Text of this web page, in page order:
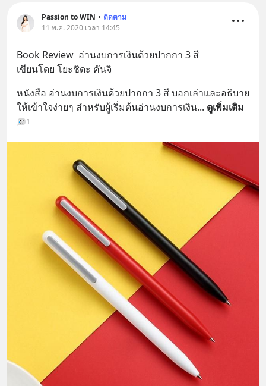
Passion to WIN • ติดตาม
11 พ.ค. 2020 เวลา 14:45
Book Review  อ่านงบการเงินด้วยปากกา 3 สี
เขียนโดย โยะชิดะ คันจิ
หนังสือ อ่านงบการเงินด้วยปากกา 3 สี บอกเล่าและอธิบาย
ให้เข้าใจง่ายๆ สำหรับผู้เริ่มต้นอ่านงบการเงิน... ดูเพิ่มเติม
1